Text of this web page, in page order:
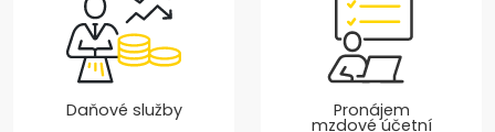
Daňové služby Pronájem
mzdové účetní